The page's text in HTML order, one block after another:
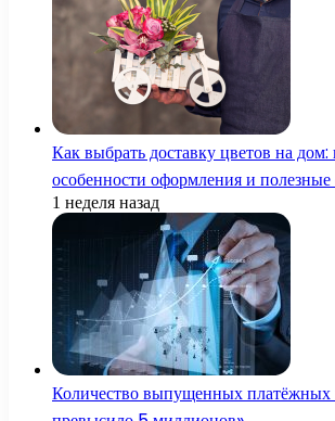
Как выбрать доставку цветов на
особенности оформления и
1 неделя назад
Количество выпущенных платёжных